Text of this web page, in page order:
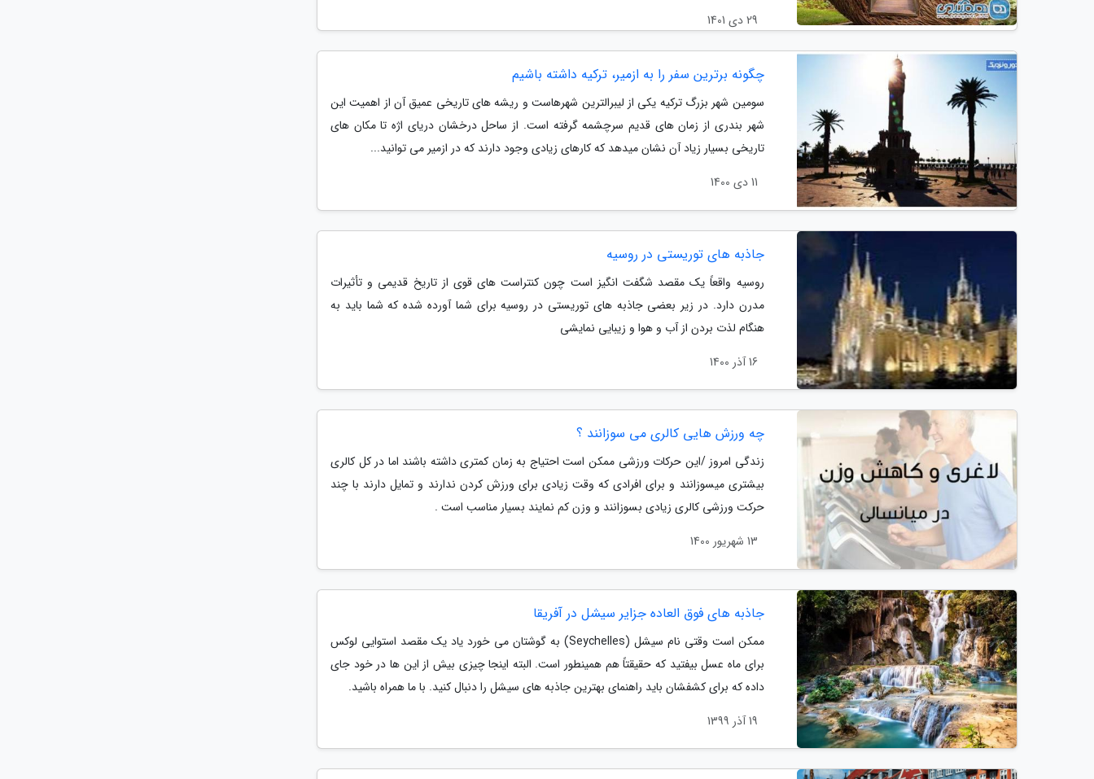
29 دی 1401
چگونه برترین سفر را به ازمیر، ترکیه داشته باشیم
سومین شهر بزرگ ترکیه یکی از لیبرال­ترین شهرهاست و ریشه­ های تاریخی عمیق آن از اهمیت این
شهر بندری از زمان­ های قدیم سرچشمه گرفته است. از ساحل درخشان دریای اژه تا مکان­ های
تاریخی بسیار زیاد آن نشان می­دهد که کارهای زیادی وجود دارند که در ازمیر می­ توانید...
11 دی 1400
جاذبه های توریستی در روسیه
روسیه واقعاً یک مقصد شگفت انگیز است چون کنتراست های قوی از تاریخ قدیمی و تأثیرات
مدرن دارد. در زیر بعضی جاذبه های توریستی در روسیه برای شما آورده شده که شما باید به
هنگام لذت بردن از آب و هوا و زیبایی نمایشی
16 آذر 1400
چه ورزش هایی کالری می سوزانند ؟
زندگی امروز /این حرکات ورزشی ممکن است احتیاج به زمان کمتری داشته باشند اما در کل کالری
بیشتری میسوزانند و برای افرادی که وقت زیادی برای ورزش کردن ندارند و تمایل دارند با چند
حرکت ورزشی کالری زیادی بسوزانند و وزن کم نمایند بسیار مناسب است .
13 شهریور 1400
جاذبه های فوق العاده جزایر سیشل در آفریقا
ممکن است وقتی نام سیشل (Seychelles) به گوشتان می خورد یاد یک مقصد استوایی لوکس
برای ماه عسل بیفتید که حقیقتاً هم همینطور است. البته اینجا چیزی بیش از این ها در خود جای
داده که برای کشفشان باید راهنمای بهترین جاذبه های سیشل را دنبال کنید. با ما همراه باشید.
19 آذر 1399